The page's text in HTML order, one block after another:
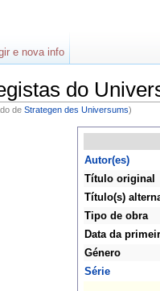
do
de Strategen des Universums)
Autor(es)
Título original
Título(s)
Tipo de obra
Data da
Género
Série
e nova info